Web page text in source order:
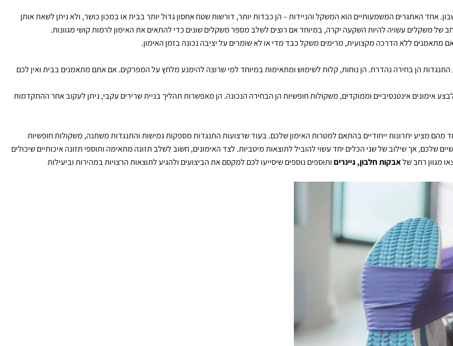
ספורטאים מקצועיים, מרימי משקולות ומתאמנים מנוסים נוטים להעדיף אותן. בנוסף, משקולות עשויות לרוב מחומרים עמידים כמו ברזל
המשמעותיים הוא המשקל והניידות – הן כבדות יותר, דורשות שטח אחסון גדול יותר בבית או במכון כושר, ולא ניתן לשאת אותן
עשויה להיות השקעה יקרה, במיוחד אם רוצים לשלב מספר משקלים שונים כדי להתאים את האימון לרמות קושי מגוונות.
ללא הדרכה מקצועית, מרימים משקל כבד מדי או לא שומרים על יציבה נכונה בזמן האימון.
הן בחירה נהדרת. הן נוחות, קלות לשימוש ומתאימות במיוחד למי שרוצה להימנע מלחץ על המפרקים. אם אתם מתאמנים בבית ואין לכם
אינטנסיביים וממוקדים, משקולות חופשיות הן הבחירה הנכונה. הן מאפשרות תהליך בניית שרירים עקבי, ניתן לעקוב אחר ההתקדמות
אך שילוב של שני הכלים יחד עשוי להוביל לתוצאות מיטביות. לצד האימונים, חשוב לשלב תזונה מתאימה ותוספי תזונה איכותיים שיכולים
רחב של